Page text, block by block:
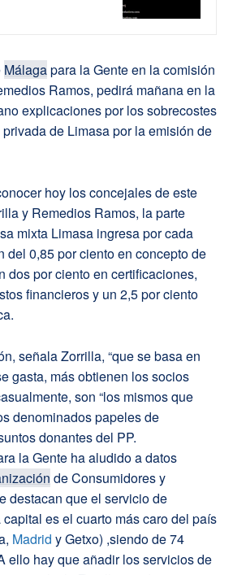
Málagapara la Gente en la comisión
Ramos, pedirá mañana en la
explicaciones por los sobrecostes
de Limasa por la emisión de
hoy los concejales de este
y Remedios Ramos, la parte
mixta Limasa ingresa por cada
del 0,85 por ciento en concepto de
dos por ciento en certificaciones,
financieros y un 2,5 por ciento
señala Zorrilla, “que se basa en
gasta, más obtienen los socios
son “los mismos que
denominados papeles de
donantes del PP.
la Gente ha aludido a datos
de Consumidores y
destacan que el servicio de
es el cuarto más caro del país
Madrid y Getxo) ,siendo de 74
ello hay que añadir los servicios de